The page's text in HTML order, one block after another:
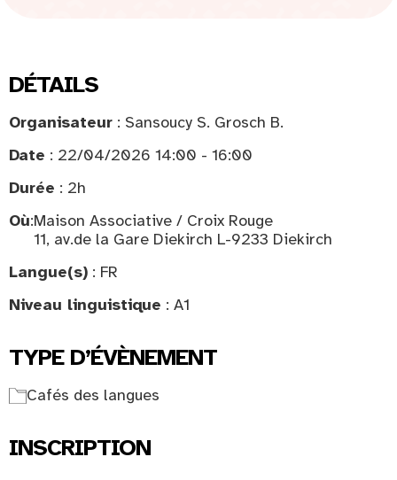
DÉTAILS
Organisateur : Sansoucy S. Grosch B.
Date : 22/04/2026 14:00 - 16:00
Durée : 2h
Où:Maison Associative / Croix Rouge
11, av.de la Gare Diekirch L-9233 Diekirch
Langue(s) : FR
Niveau linguistique : A1
TYPE D’ÉVÈNEMENT
Cafés des langues
INSCRIPTION